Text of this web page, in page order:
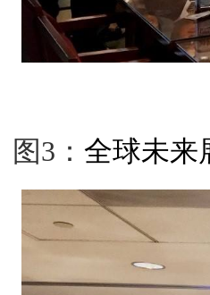
图3 ： 全球未来